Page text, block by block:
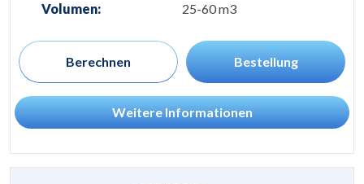
Volumen: 25-60 m3
Berechnen Bestellung
Weitere Informationen